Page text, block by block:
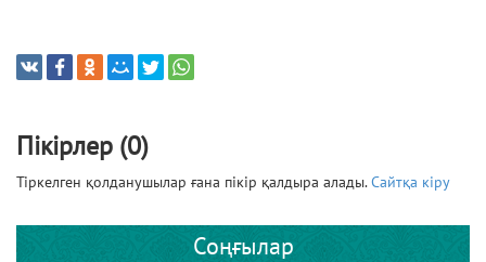
Пікірлер (0)
Тіркелген қолданушылар ғана пікір қалдыра алады.Сайтқа кіру
Соңғылар